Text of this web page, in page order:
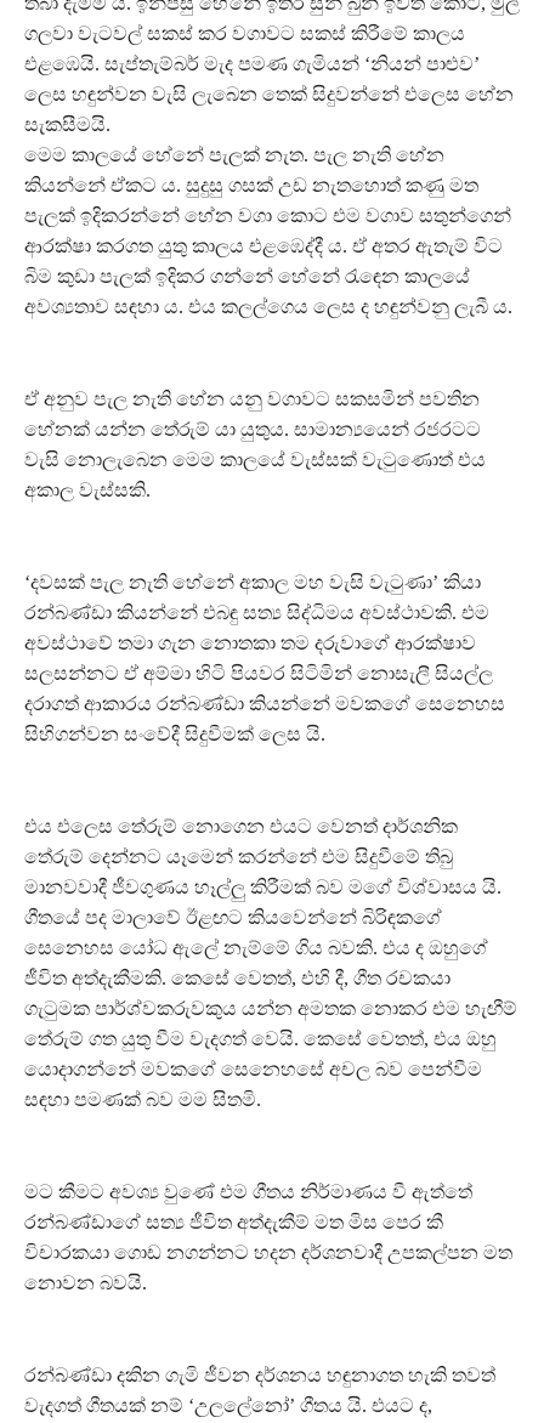
ගලවා වැටවල් සකස් කර වගාවට සකස් කිරීමේ කාලය
එළඹෙයි. සැප්තැම්බර් මැද පමණ ගැමියන් ‘නියන් පාළුව’
ලෙස හඳුන්වන වැසි ලැබෙන තෙක් සිදුවන්නේ එලෙස හේන
සැකසීමයි.
මෙම කාලයේ හේනේ පැලක් නැත. පැල නැති හේන
කියන්නේ ඒකට ය. සුදුසු ගසක් උඩ නැතහොත් කණු මත
පැලක් ඉදිකරන්නේ හේන වගා කොට එම වගාව සතුන්ගෙන්
ආරක්ෂා කරගත යුතු කාලය එළඹෙද්දී ය. ඒ අතර ඇතැම් විට
බිම කුඩා පැලක් ඉදිකර ගන්නේ හේනේ රැඳෙන කාලයේ
අවශ්‍යතාව සඳහා ය. එය කලල්ගෙය ලෙස ද හඳුන්වනු ලැබී ය.
ඒ අනුව පැල නැති හේන යනු වගාවට සකසමින් පවතින
හේනක් යන්න තේරුම් යා යුතුය. සාමාන්‍යයෙන් රජරටට
වැසි නොලැබෙන මෙම කාලයේ වැස්සක් වැටුණොත් එය
අකාල වැස්සකි.
‘දවසක් පැල නැති හේනේ අකාල මහ වැසි වැටුණා’ කියා
රන්බණ්ඩා කියන්නේ එබඳු සත්‍ය සිද්ධිමය අවස්ථාවකි. එම
අවස්ථාවේ තමා ගැන නොතකා තම දරුවාගේ ආරක්ෂාව
සලසන්නට ඒ අම්මා හිටි පියවර සිටිමින් නොසැලී සියල්ල
දරාගත් ආකාරය රන්බණ්ඩා කියන්නේ මවකගේ සෙනෙහස
සිහිගන්වන සංවේදී සිදුවීමක් ලෙස යි.
එය එලෙස තේරුම් නොගෙන එයට වෙනත් දාර්ශනික
තේරුම් දෙන්නට යෑමෙන් කරන්නේ එම සිදුවීමේ තිබු
මානවවාදී ජීවගුණය හෑල්ලු කිරීමක් බව මගේ විශ්වාසය යි.
ගීතයේ පද මාලාවේ ඊළඟට කියවෙන්නේ බිරිඳකගේ
සෙනෙහස යෝධ ඇලේ නැම්මේ ගිය බවකි. එය ද ඔහුගේ
ජීවිත අත්දැකීමකි. කෙසේ වෙතත්, එහි දී, ගීත රචකයා
ගැටුමක පාර්ශ්වකරුවකුය යන්න අමතක නොකර එම හැඟීම්
තේරුම් ගත යුතු වීම වැදගත් වෙයි. කෙසේ වෙතත්, එය ඔහු
යොදාගන්නේ මවකගේ සෙනෙහසේ අචල බව පෙන්වීම
සඳහා පමණක් බව මම සිතමි.
මට කීමට අවශ්‍ය වුණේ එම ගීතය නිර්මාණය වී ඇත්තේ
රන්බණ්ඩාගේ සත්‍ය ජීවිත අත්දැකීම් මත මිස පෙර කී
විචාරකයා ගොඩ නගන්නට හදන දර්ශනවාදී උපකල්පන මත
නොවන බවයි.
රන්බණ්ඩා දකින ගැමි ජීවන දර්ශනය හඳුනාගත හැකි තවත්
වැදගත් ගීතයක් නම් ‘උලලේනෝ’ ගීතය යි. එයට ද,